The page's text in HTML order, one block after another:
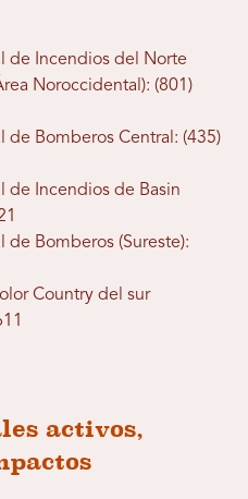
de Incendios del Norte
Noroccidental): (801)
de Bomberos Central: (435)
de Incendios de Basin
Bomberos (Sureste):
Country del sur
activos,